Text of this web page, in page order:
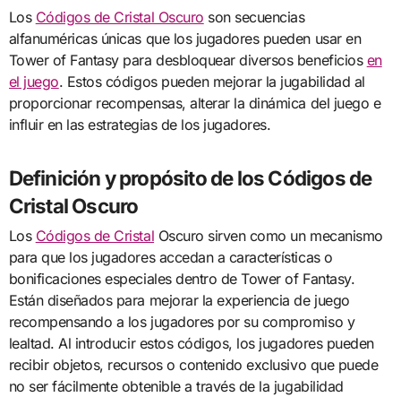
Los Códigos de Cristal Oscuro son secuencias
alfanuméricas únicas que los jugadores pueden usar en
Tower of Fantasy para desbloquear diversos beneficios en
el juego. Estos códigos pueden mejorar la jugabilidad al
proporcionar recompensas, alterar la dinámica del juego e
influir en las estrategias de los jugadores.
Definición y propósito de los Códigos de
Cristal Oscuro
Los Códigos de Cristal Oscuro sirven como un mecanismo
para que los jugadores accedan a características o
bonificaciones especiales dentro de Tower of Fantasy.
Están diseñados para mejorar la experiencia de juego
recompensando a los jugadores por su compromiso y
lealtad. Al introducir estos códigos, los jugadores pueden
recibir objetos, recursos o contenido exclusivo que puede
no ser fácilmente obtenible a través de la jugabilidad